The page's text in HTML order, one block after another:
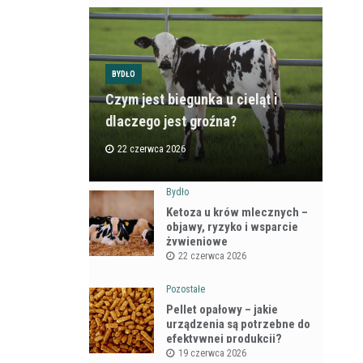
BYDŁO
Czym jest biegunka u cieląt i
dlaczego jest groźna?
22 czerwca 2026
Bydło
Ketoza u krów mlecznych –
objawy, ryzyko i wsparcie
żywieniowe
22 czerwca 2026
Pozostałe
Pellet opałowy – jakie
urządzenia są potrzebne do
efektywnej produkcji?
19 czerwca 2026